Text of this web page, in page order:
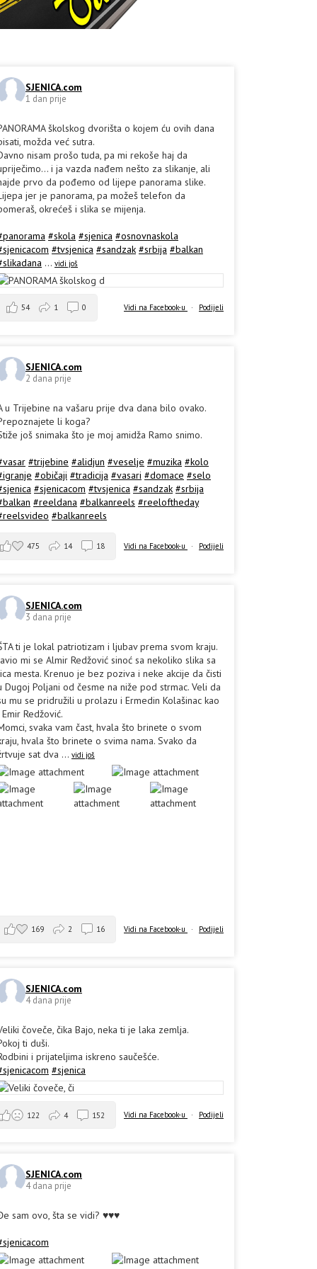
SJENICA.com
1 dan prije
školskog dvorišta o kojem ću ovih dana
možda već sutra.
nisam prošo tuda, pa mi rekoše haj da
i ja vazda nađem nešto za slikanje, ali
prvo da pođemo od lijepe panorama slike.
jer je panorama, pa možeš telefon da
okrećeš i slika se mijenja.
#skola #sjenica #osnovnaskola
#tvsjenica #sandzak #srbija #balkan
... vidi još
Vidi na Facebook-u · Podijeli
54 1 0
SJENICA.com
2 dana prije
u Trijebine na vašaru prije dva dana bilo ovako.
li koga?
još snimaka što je moj amidža Ramo snimo.
#trijebine #alidjun #veselje #muzika #kolo
#običaji #tradicija #vasari #domace #selo
#sjenicacom #tvsjenica #sandzak #srbija
#reeldana #balkanreels #reeloftheday
#balkanreels
Vidi na Facebook-u · Podijeli
475 14 18
SJENICA.com
3 dana prije
ti je lokal patriotizam i ljubav prema svom kraju.
mi se Almir Redžović sinoć sa nekoliko slika sa
mesta. Krenuo je bez poziva i neke akcije da čisti
Dugoj Poljani od česme na niže pod strmac. Veli da
mu se pridružili u prolazu i Ermedin Kolašinac kao
Redžović.
svaka vam čast, hvala što brinete o svom
hvala što brinete o svima nama. Svako da
sat dva ... vidi još
Vidi na Facebook-u · Podijeli
169 2 16
SJENICA.com
4 dana prije
čoveče, čika Bajo, neka ti je laka zemlja.
ti duši.
i prijateljima iskreno saučešće.
#sjenica
Vidi na Facebook-u · Podijeli
122 4 152
SJENICA.com
4 dana prije
sam ovo, šta se vidi? ♥️♥️♥️